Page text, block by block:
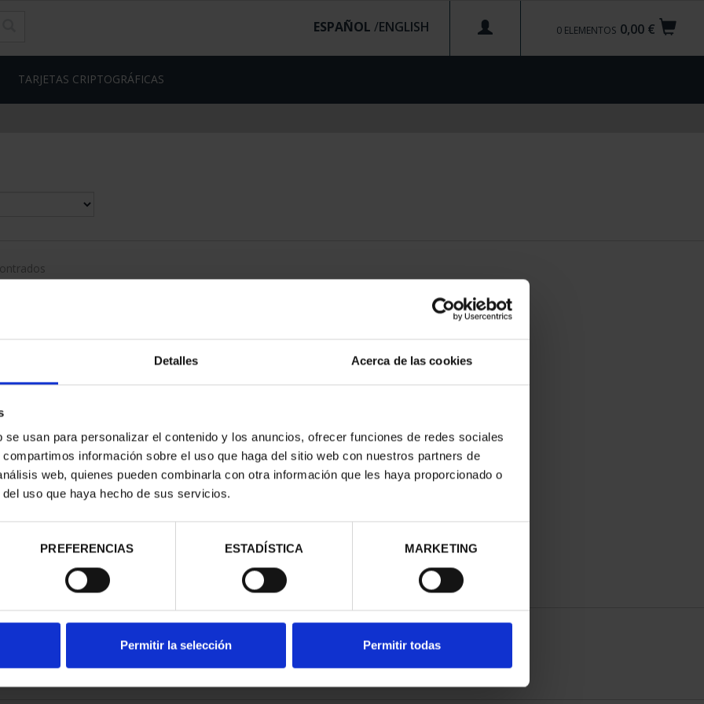
Detalles Acerca de las cookies
usan para personalizar el contenido y los anuncios, ofrecer funciones de redes sociales
información sobre el uso que haga del sitio web con nuestros partners de
web, quienes pueden combinarla con otra información que les haya proporcionado o
uso que haya hecho de sus servicios.
PREFERENCIAS ESTADÍSTICA MARKETING
Permitir la selección Permitir todas
0,00 €
0 ELEMENTOS
ESPAÑOL /
TARJETAS CRIPTOGRÁFICAS
-